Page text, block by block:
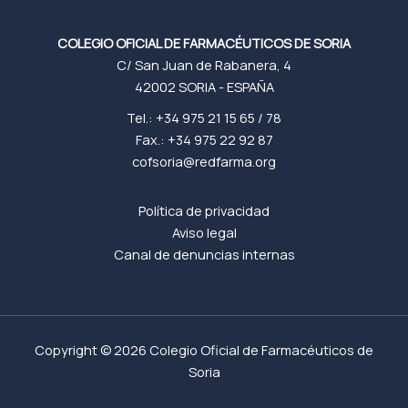
COLEGIO OFICIAL DE FARMACÉUTICOS DE SORIA
C/ San Juan de Rabanera, 4
42002 SORIA - ESPAÑA
Tel.: +34 975 21 15 65 / 78
Fax.: +34 975 22 92 87
cofsoria@redfarma.org
Política de privacidad
Aviso legal
Canal de denuncias internas
Copyright © 2026 Colegio Oficial de Farmacéuticos de
Soria